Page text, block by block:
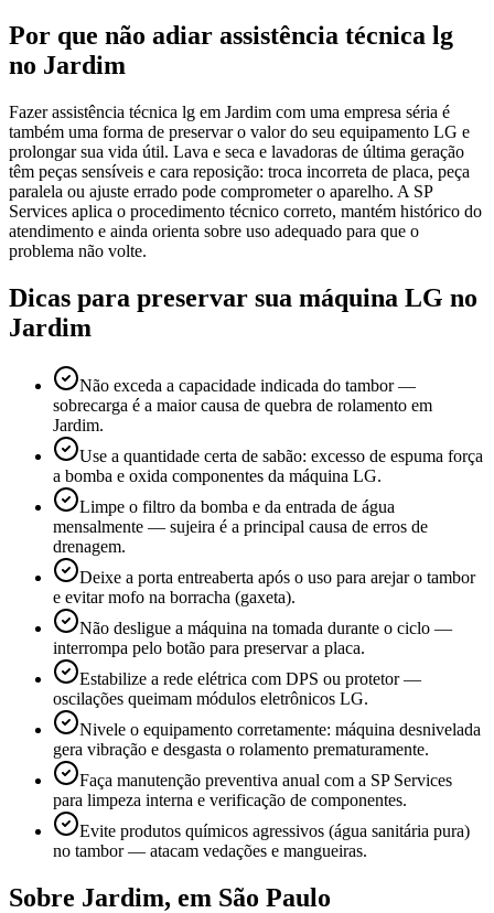
Por que não adiar assistência técnica lg
no Jardim
Fazer assistência técnica lg em Jardim com uma empresa séria é
também uma forma de preservar o valor do seu equipamento LG e
prolongar sua vida útil. Lava e seca e lavadoras de última geração
têm peças sensíveis e cara reposição: troca incorreta de placa, peça
paralela ou ajuste errado pode comprometer o aparelho. A SP
Services aplica o procedimento técnico correto, mantém histórico do
atendimento e ainda orienta sobre uso adequado para que o
problema não volte.
Dicas para preservar sua máquina LG no
Jardim
Não exceda a capacidade indicada do tambor —
sobrecarga é a maior causa de quebra de rolamento em
Jardim.
Use a quantidade certa de sabão: excesso de espuma força
a bomba e oxida componentes da máquina LG.
Limpe o filtro da bomba e da entrada de água
mensalmente — sujeira é a principal causa de erros de
drenagem.
Deixe a porta entreaberta após o uso para arejar o tambor
e evitar mofo na borracha (gaxeta).
Não desligue a máquina na tomada durante o ciclo —
interrompa pelo botão para preservar a placa.
Estabilize a rede elétrica com DPS ou protetor —
oscilações queimam módulos eletrônicos LG.
Nivele o equipamento corretamente: máquina desnivelada
gera vibração e desgasta o rolamento prematuramente.
Faça manutenção preventiva anual com a SP Services
para limpeza interna e verificação de componentes.
Evite produtos químicos agressivos (água sanitária pura)
no tambor — atacam vedações e mangueiras.
Sobre Jardim, em São Paulo